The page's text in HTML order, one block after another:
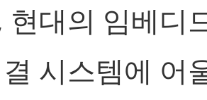
현대의 임베디
결 시스템에 어